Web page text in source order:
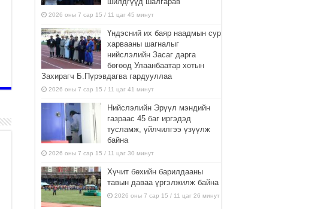
2026 оны 7 сар 15 / 11 цаг 45 минут
Үндэсний их баяр наадмын сур
харвааны шагналыг
нийслэлийн Засаг дарга
бөгөөд Улаанбаатар хотын
Захирагч Б.Пүрэвдагва гардууллаа
2026 оны 7 сар 15 / 11 цаг 41 минут
Нийслэлийн Эрүүл мэндийн
газраас 45 баг иргэдэд
тусламж, үйлчилгээ үзүүлж
байна
2026 оны 7 сар 15 / 11 цаг 30 минут
Хүчит бөхийн барилдааны
тавын даваа үргэлжилж байна
2026 оны 7 сар 15 / 11 цаг 26 минут